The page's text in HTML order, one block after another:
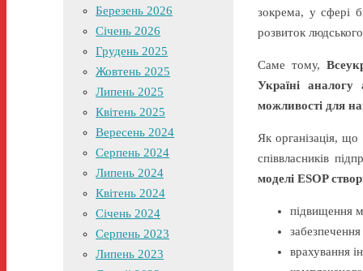
зокрема, у сфері
розвиток
Саме тому,
Україні
можливості для
Як організація,
співвласників
моделі ESOP
підвищення
врахування
Березень 2026
Січень 2026
Грудень 2025
Жовтень 2025
Липень 2025
Квітень 2025
Вересень 2024
Серпень 2024
Липень 2024
Квітень 2024
Січень 2024
Серпень 2023
Липень 2023